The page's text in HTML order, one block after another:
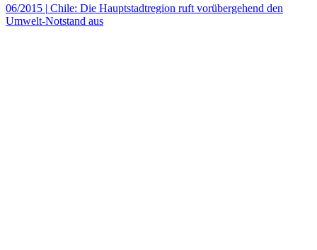
06/2015 | Chile: Die Hauptstadtregion ruft vorübergehend den
Umwelt-Notstand aus